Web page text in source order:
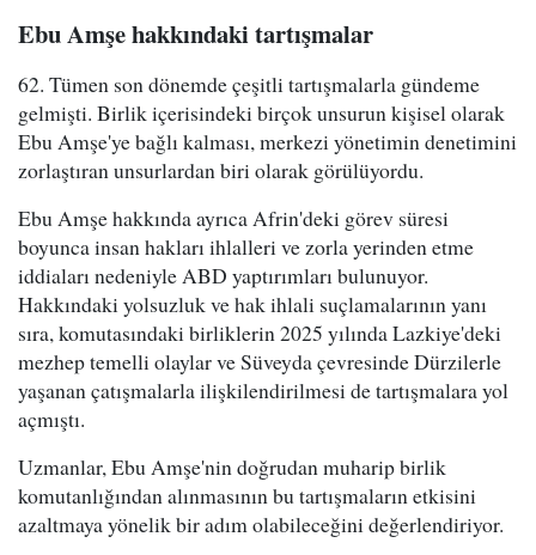
Ebu Amşe hakkındaki tartışmalar
62. Tümen son dönemde çeşitli tartışmalarla gündeme
gelmişti. Birlik içerisindeki birçok unsurun kişisel olarak
Ebu Amşe'ye bağlı kalması, merkezi yönetimin denetimini
zorlaştıran unsurlardan biri olarak görülüyordu.
Ebu Amşe hakkında ayrıca Afrin'deki görev süresi
boyunca insan hakları ihlalleri ve zorla yerinden etme
iddiaları nedeniyle ABD yaptırımları bulunuyor.
Hakkındaki yolsuzluk ve hak ihlali suçlamalarının yanı
sıra, komutasındaki birliklerin 2025 yılında Lazkiye'deki
mezhep temelli olaylar ve Süveyda çevresinde Dürzilerle
yaşanan çatışmalarla ilişkilendirilmesi de tartışmalara yol
açmıştı.
Uzmanlar, Ebu Amşe'nin doğrudan muharip birlik
komutanlığından alınmasının bu tartışmaların etkisini
azaltmaya yönelik bir adım olabileceğini değerlendiriyor.